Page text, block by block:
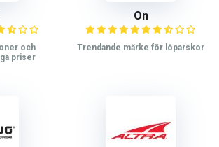
och
priser
On
Trendande märke för löparskor